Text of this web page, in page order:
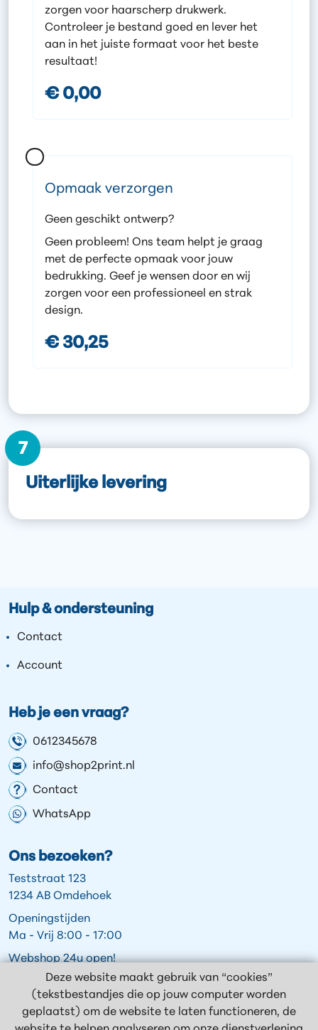
Deze website maakt gebruik van “cookies”
(tekstbestandjes die op jouw computer worden
geplaatst) om de website te laten functioneren, de
zorgen voor haarscherp drukwerk.
Controleer je bestand goed en lever het
aan in het juiste formaat voor het beste
resultaat!
€ 0,00
Opmaak verzorgen
Geen geschikt ontwerp?
Geen probleem! Ons team helpt je graag
met de perfecte opmaak voor jouw
bedrukking. Geef je wensen door en wij
zorgen voor een professioneel en strak
design.
€ 30,25
7
Uiterlijke levering
Hulp & ondersteuning
Contact
Account
Heb je een vraag?
0612345678
info@shop2print.nl
Contact
WhatsApp
Ons bezoeken?
Teststraat 123
1234 AB Omdehoek
Openingstijden
Ma - Vrij 8:00 - 17:00
Webshop 24u open!